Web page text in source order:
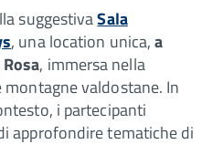
suggestivaSala
, una location unica,a
, immersa nella
montagne valdostane. In
i partecipanti
approfondire tematiche di